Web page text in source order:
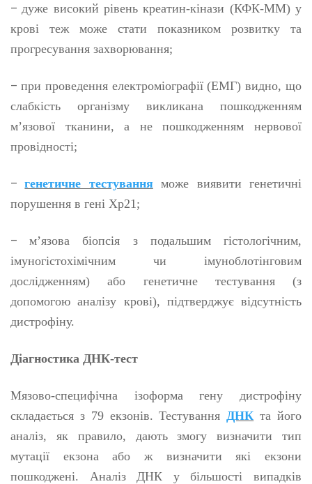
–дуже високий рівень креатин-кінази (КФК-ММ) у
крові теж може стати показником розвитку та
прогресування захворювання;
– при проведення електроміографії (ЕМГ) видно, що
слабкість організму викликана пошкодженням
м’язової тканини, а не пошкодженням нервової
провідності;
–генетичне тестуванняможе виявити генетичні
порушення в гені Xp21;
–м’язова біопсія з подальшим гістологічним,
імуногістохімічним чи імуноблотінговим
дослідженням) або генетичне тестування (з
допомогою аналізу крові), підтверджує відсутність
дистрофіну.
Діагностика ДНК-тест
Мязово-специфічна ізоформа гену дистрофіну
складається з 79 екзонів. ТестуванняДНК та його
аналіз, як правило, дають змогу визначити тип
мутації екзона або ж визначити які екзони
пошкоджені. Аналіз ДНК у більшості випадків